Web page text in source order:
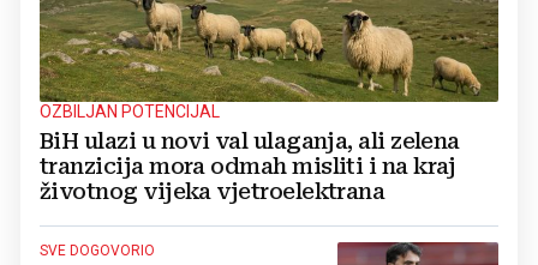
OZBILJAN POTENCIJAL
BiH ulazi u novi val ulaganja, ali zelena
tranzicija mora odmah misliti i na kraj
životnog vijeka vjetroelektrana
SVE DOGOVORIO